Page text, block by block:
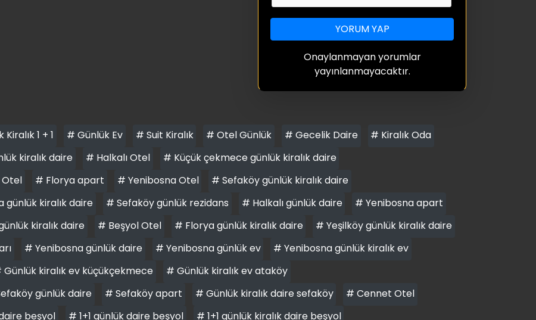
YORUM YAP
Onaylanmayan yorumlar
yayınlanmayacaktır.
1 + 1 # Günlük Ev # Suit Kiralık # Otel Günlük # Gecelik Daire
# Kiralık Oda
kiralık daire # Halkalı Otel
# Küçük çekmece günlük kiralık daire
# Florya apart # Yenibosna Otel
# Sefaköy günlük kiralık daire
günlük kiralık daire # Sefaköy günlük rezidans # Halkalı günlük daire
# Yenibosna apart
kiralık daire # Beşyol Otel # Florya günlük kiralık daire
# Yeşilköy günlük kiralık daire
# Yenibosna günlük daire # Yenibosna günlük ev
# Yenibosna günlük kiralık ev
Günlük kiralık ev küçükçekmece
# Günlük kiralık ev ataköy
günlük daire # Sefaköy apart # Günlük kiralık daire sefaköy
# Cennet Otel
beşyol # 1+1 günlük daire beşyol # 1+1 günlük kiralık daire beşyol